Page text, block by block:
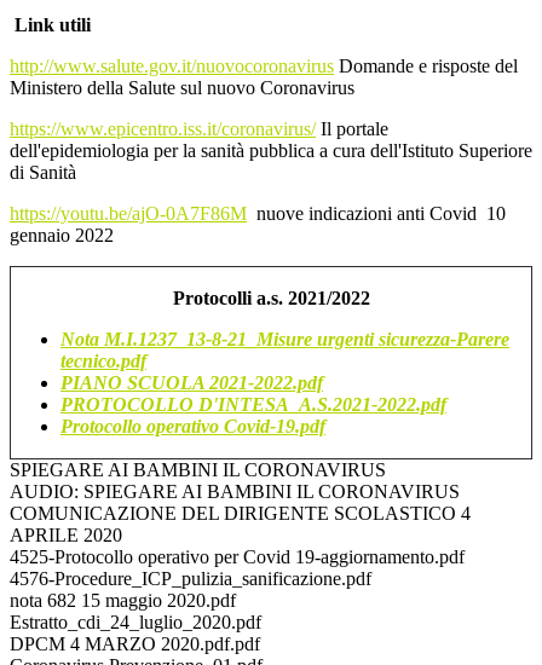
Link utili
http://www.salute.gov.it/nuovocoronavirus Domande e risposte del
Ministero della Salute sul nuovo Coronavirus
https://www.epicentro.iss.it/coronavirus/Il portale
dell'epidemiologia per la sanità pubblica a cura dell'Istituto Superiore
di Sanità
https://youtu.be/ajO-0A7F86M nuove indicazioni anti Covid 10
gennaio 2022
Protocolli a.s. 2021/2022
Nota M.I.1237_13-8-21_Misure urgenti sicurezza-Parere
tecnico.pdf
PIANO SCUOLA 2021-2022.pdf
PROTOCOLLO D'INTESA_A.S.2021-2022.pdf
Protocollo operativo Covid-19.pdf
SPIEGARE AI BAMBINI IL CORONAVIRUS
AUDIO: SPIEGARE AI BAMBINI IL CORONAVIRUS
COMUNICAZIONE DEL DIRIGENTE SCOLASTICO 4
APRILE 2020
4525-Protocollo operativo per Covid 19-aggiornamento.pdf
4576-Procedure_ICP_pulizia_sanificazione.pdf
nota 682 15 maggio 2020.pdf
Estratto_cdi_24_luglio_2020.pdf
DPCM 4 MARZO 2020.pdf.pdf